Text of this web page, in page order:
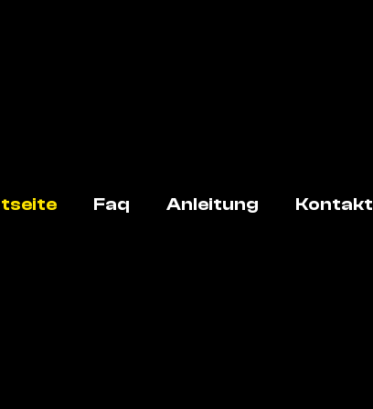
Faq Anleitung Kontakt